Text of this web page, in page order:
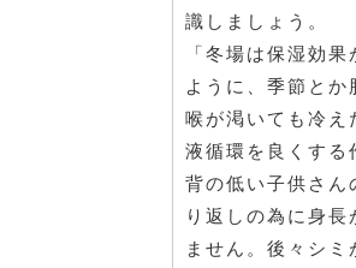
識しましょう。
「冬場は保湿効
ように、季節とか
喉が渇いても冷え
液循環を良くする
背の低い子供さん
り返しの為に身
ません。後々シ